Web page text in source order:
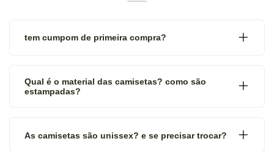
tem cumpom de primeira compra?
Qual é o material das camisetas? como são
estampadas?
As camisetas são unissex? e se precisar trocar?